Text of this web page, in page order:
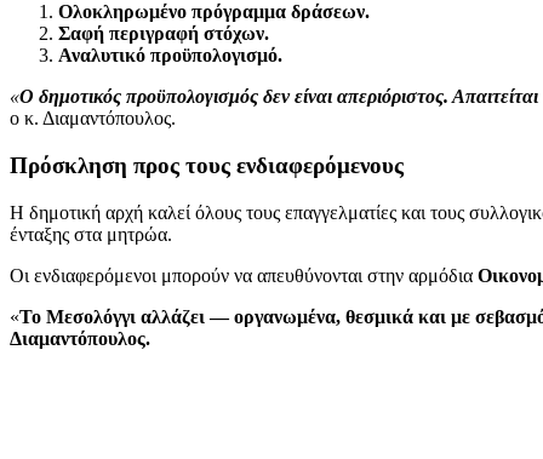
Ολοκληρωμένο πρόγραμμα δράσεων.
Σαφή περιγραφή στόχων.
Αναλυτικό προϋπολογισμό.
«Ο δημοτικός προϋπολογισμός δεν είναι απεριόριστος.
ο κ. Διαμαντόπουλος.
Πρόσκληση προς τους ενδιαφερόμενους
Η δημοτική αρχή καλεί όλους τους επαγγελματίες και τους
ένταξης στα μητρώα.
Οι ενδιαφερόμενοι μπορούν να απευθύνονται στην αρμόδια
«Το Μεσολόγγι αλλάζει — οργανωμένα, θεσμικά και με
Διαμαντόπουλος.